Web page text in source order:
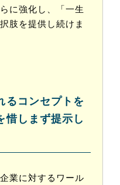
に強化し、「一生
肢を提供し続けま
るコンセプトを
惜しまず提示し
業に対するワール